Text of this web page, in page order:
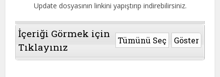
Update dosyasının linkini yapıştırıp indirebilirsiniz.
İçeriği Görmek için
Tıklayınız
Tümünü Seç Göster